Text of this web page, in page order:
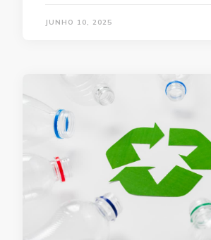
JUNHO 10, 2025